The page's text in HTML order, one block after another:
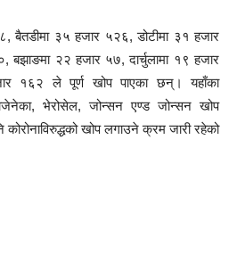
बैतडीमा ३५ हजार ५२६, डोटीमा ३१ हजार
२२ हजार ५७, दार्चुलामा १९ हजार
१६२ ले पूर्ण खोप पाएका छन्। यहाँका
भेरोसेल, जोन्सन एण्ड जोन्सन खोप
कोरोनाविरुद्धको खोप लगाउने क्रम जारी रहेको